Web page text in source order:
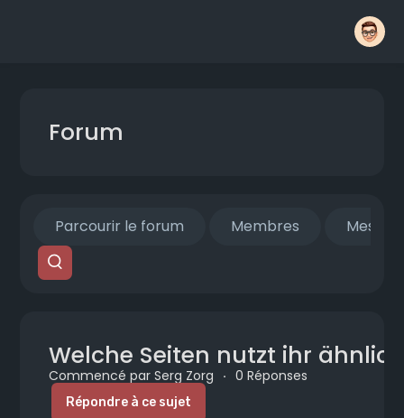
Forum
Parcourir le forum Membres Mes fils
Welche Seiten nutzt ihr
Commencé par Serg Zorg · 0 Réponses
Répondre à ce sujet